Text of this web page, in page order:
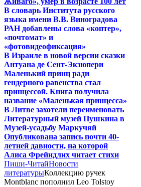
В словарь Института русского
языка имени В.В. Виноградова
РАН добавлены слова «коптер»,
«почтомат» и
«фотовидеофиксация»
В Израиле в новой версии сказки
Антуана де Сент-Экзюпери
Маленький принц ради
гендерного равенства стал
принцессой. Книга получила
название «Маленькая принцесса»
В Литве захотели переименовать
Литературный музей Пушкина в
Музей-усадьбу Маркучяй
Опубликована запись почти 40-
летней давности, на которой
Алиса Фрейндлих читает стихи
Пиши-ЧитайНовости
литературыКоллекцию ручек
Montblanc пополнил Leo Tolstoy